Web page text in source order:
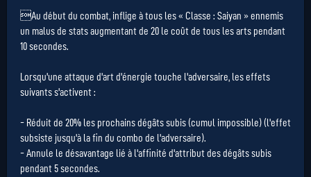
Au début du combat, inflige à tous les « Classe : Saiyan » ennemis
un malus de stats augmentant de 20 le coût de tous les arts pendant
10 secondes.
Lorsqu'une attaque d'art d'énergie touche l'adversaire, les effets
suivants s'activent :
- Réduit de 20% les prochains dégâts subis (cumul impossible) (l'effet
subsiste jusqu'à la fin du combo de l'adversaire).
- Annule le désavantage lié à l'affinité d'attribut des dégâts subis
pendant 5 secondes.